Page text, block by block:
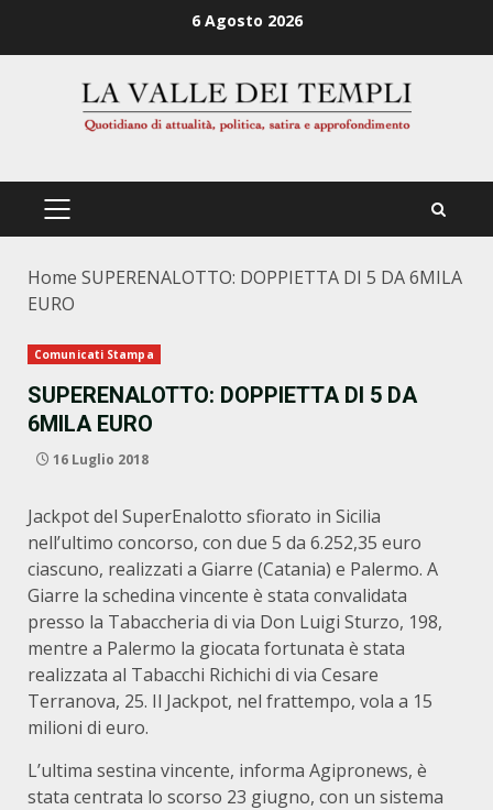
6 Agosto 2026
PRIMÄRES
Home SUPERENALOTTO: DOPPIETTA DI 5 DA 6MILA
EURO
Comunicati Stampa
SUPERENALOTTO: DOPPIETTA DI 5 DA
6MILA EURO
16 Luglio 2018
Jackpot del SuperEnalotto sfiorato in Sicilia
nell’ultimo concorso, con due 5 da 6.252,35 euro
ciascuno, realizzati a Giarre (Catania) e Palermo. A
Giarre la schedina vincente è stata convalidata
presso la Tabaccheria di via Don Luigi Sturzo, 198,
mentre a Palermo la giocata fortunata è stata
realizzata al Tabacchi Richichi di via Cesare
Terranova, 25. Il Jackpot, nel frattempo, vola a 15
milioni di euro.
L’ultima sestina vincente, informa Agipronews, è
stata centrata lo scorso 23 giugno, con un sistema